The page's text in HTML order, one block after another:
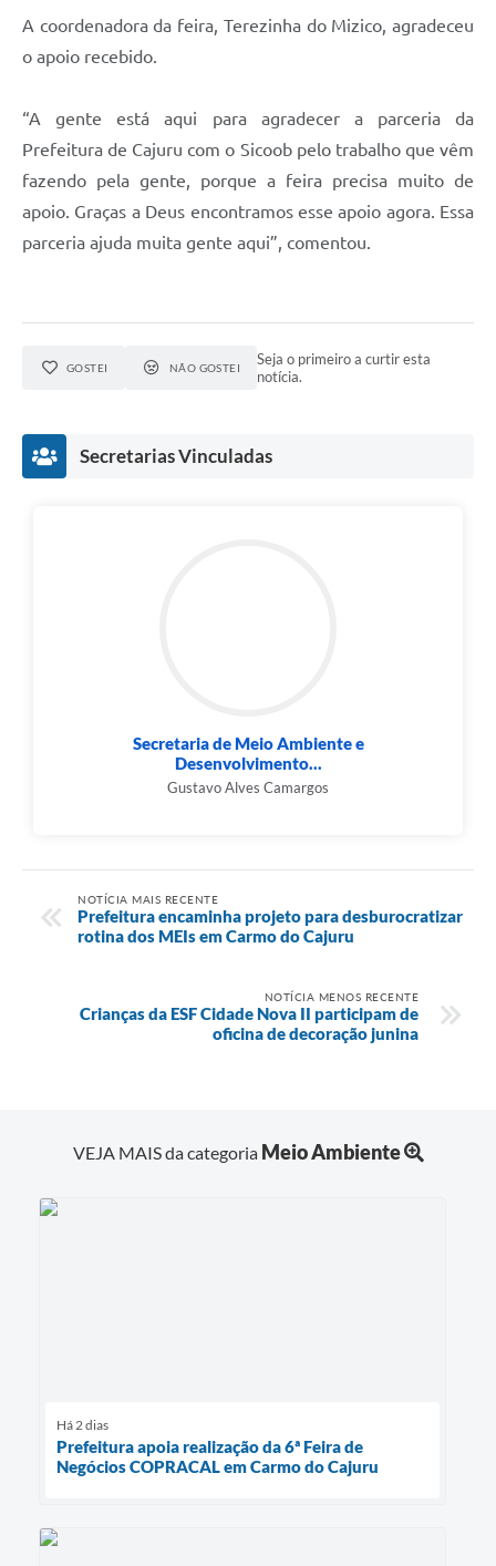
A coordenadora da feira, Terezinha do Mizico, agradeceu
o apoio recebido.
“A gente está aqui para agradecer a parceria da
Prefeitura de Cajuru com o Sicoob pelo trabalho que vêm
fazendo pela gente, porque a feira precisa muito de
apoio. Graças a Deus encontramos esse apoio agora. Essa
parceria ajuda muita gente aqui”, comentou.
GOSTEI NÃO GOSTEI
Seja o primeiro a curtir esta
notícia.
Secretarias Vinculadas
Secretaria de Meio Ambiente e
Desenvolvimento...
Gustavo Alves Camargos
NOTÍCIA MAIS RECENTE
Prefeitura encaminha projeto para desburocratizar
rotina dos MEIs em Carmo do Cajuru
NOTÍCIA MENOS RECENTE
Crianças da ESF Cidade Nova II participam de
oficina de decoração junina
VEJA MAIS da categoria Meio Ambiente
Há 2 dias
Prefeitura apoia realização da 6ª Feira de
Negócios COPRACAL em Carmo do Cajuru